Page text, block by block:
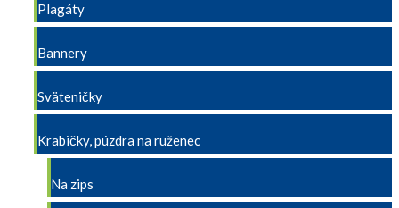
Plagáty
Bannery
Sväteničky
Krabičky, púzdra na ruženec
Na zips